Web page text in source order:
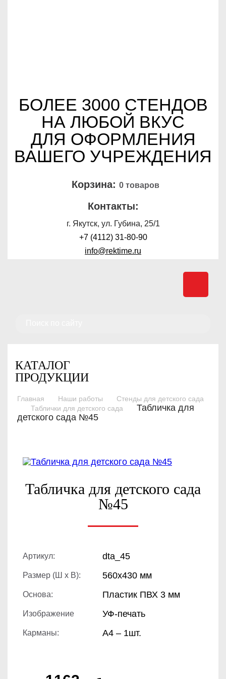
БОЛЕЕ 3000 СТЕНДОВ
НА ЛЮБОЙ ВКУС
ДЛЯ ОФОРМЛЕНИЯ
ВАШЕГО УЧРЕЖДЕНИЯ
Корзина: 0 товаров
Контакты:
г. Якутск, ул. Губина, 25/1
+7 (4112) 31-80-90
info@rektime.ru
КАТАЛОГ
ПРОДУКЦИИ
Главная Наши работы
Стенды для детского сада
Таблички для детского сада
Табличка для
детского сада №45
Табличка для детского сада
№45
Артикул: dta_45
Размер (Ш х В): 560х430 мм
Основа: Пластик ПВХ 3 мм
Изображение УФ-печать
Карманы: А4 – 1шт.